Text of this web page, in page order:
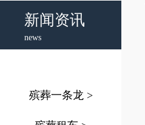
新闻资讯
news
殡葬一条龙 >